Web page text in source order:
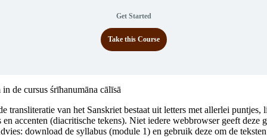
Get Started
Take this Course
de cursus śrīhanumāna cālīsā
transliteratie van het Sanskriet bestaat uit letters met allerlei puntjes,
en accenten (diacritische tekens). Niet iedere webbrowser geeft deze
download de syllabus (module 1) en gebruik deze om de